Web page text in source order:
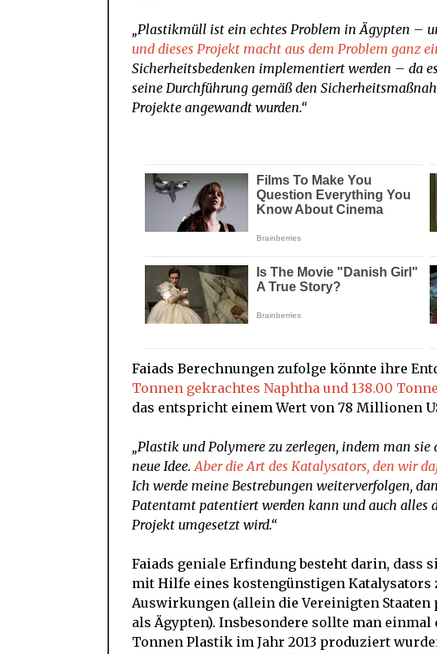
„Plastikmüll ist ein echtes Problem in Ägypten –
und dieses Projekt macht aus dem Problem ganz
Sicherheitsbedenken implementiert werden – da
seine Durchführung gemäß den
Projekte angewandt wurden.“
Faiads Berechnungen zufolge könnte ihre
Tonnen gekrachtes Naphtha und 138.00
das entspricht einem Wert von 78 Millionen
„Plastik und Polymere zu zerlegen, indem man
neue Idee.Aber die Art des Katalysators, den wir
Ich werde meine Bestrebungen weiterverfolgen,
Patentamt patentiert werden kann und auch alles
Projekt umgesetzt wird.“
Faiads geniale Erfindung besteht darin, dass
mit Hilfe eines kostengünstigen
Auswirkungen (allein die Vereinigten
als Ägypten). Insbesondere sollte man
Tonnen Plastik im Jahr 2013 produziert